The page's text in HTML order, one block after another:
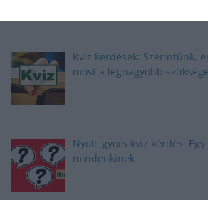
Kvíz kérdések: Szerintünk,
most a legnagyobb
Nyolc gyors kvíz kérdés:
mindenkinek